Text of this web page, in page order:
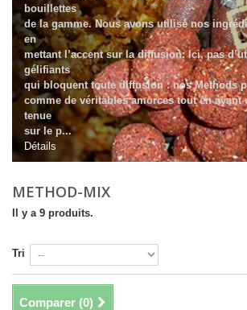
bouillettes
de la gamme.Nous avons utilisé nos
en
mettant l’accentsur la diffusion:Ici, pas
gélifiants
qui bloquent toutediffusion : nos Methods
comme de véritablesamorces tout en ayant
tenue
sur le p...
Détails
METHOD-MIX
Il y a 9 produits.
Tri
Comparer (0)